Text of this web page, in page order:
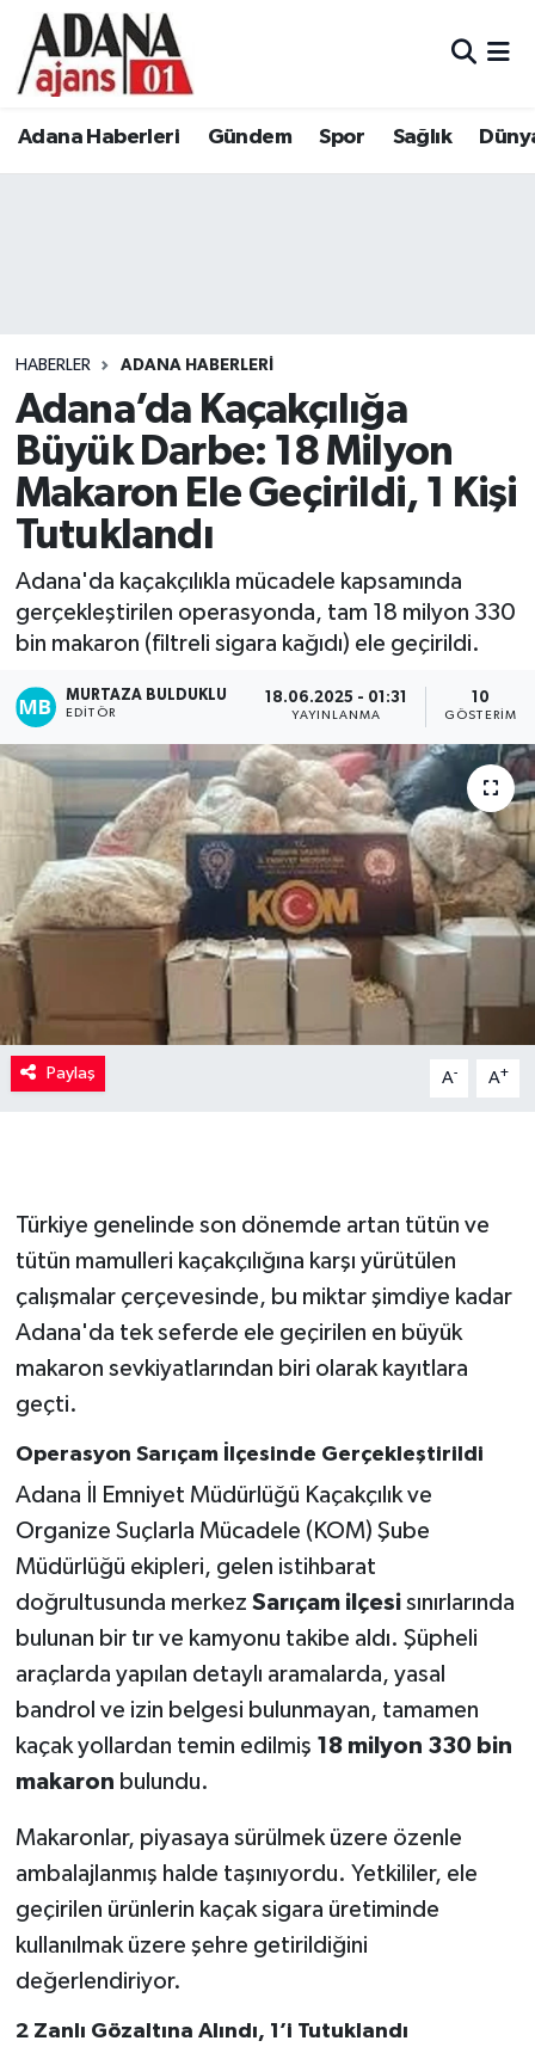
Adana Haberleri Gündem Spor Sağlık
HABERLER ADANA HABERLERI
Adana’da Kaçakçılığa
Büyük Darbe: 18 Milyon
Makaron Ele Geçirildi, 1 Kişi
Tutuklandı
Adana'da kaçakçılıkla mücadele kapsamında
gerçekleştirilen operasyonda, tam 18 milyon 330
bin makaron (filtreli sigara kağıdı) ele geçirildi.
MURTAZA BULDUKLU
EDITÖR
18.06.2025 - 01:31
YAYINLANMA
10
GÖSTERIM
Paylaş A- A+
Türkiye genelinde son dönemde artan tütün ve
tütün mamulleri kaçakçılığına karşı yürütülen
çalışmalar çerçevesinde, bu miktar şimdiye kadar
Adana'da tek seferde ele geçirilen en büyük
makaron sevkiyatlarından biri olarak kayıtlara
geçti.
Operasyon Sarıçam İlçesinde Gerçekleştirildi
Adana İl Emniyet Müdürlüğü Kaçakçılık ve
Organize Suçlarla Mücadele (KOM) Şube
Müdürlüğü ekipleri, gelen istihbarat
doğrultusunda merkez Sarıçam ilçesisınırlarında
bulunan bir tır ve kamyonu takibe aldı. Şüpheli
araçlarda yapılan detaylı aramalarda, yasal
bandrol ve izin belgesi bulunmayan, tamamen
kaçak yollardan temin edilmiş 18 milyon 330 bin
makaron bulundu.
Makaronlar, piyasaya sürülmek üzere özenle
ambalajlanmış halde taşınıyordu. Yetkililer, ele
geçirilen ürünlerin kaçak sigara üretiminde
kullanılmak üzere şehre getirildiğini
değerlendiriyor.
2 Zanlı Gözaltına Alındı, 1’i Tutuklandı
Adana Haberleri
Eğitim
Siyaset
Ekonomi
Kadın
Magazin
Yaşam
Adana Nöbetçi Eczaneler
Tüm Manşetler
Son Dakika Haberleri
Haber Arşivi